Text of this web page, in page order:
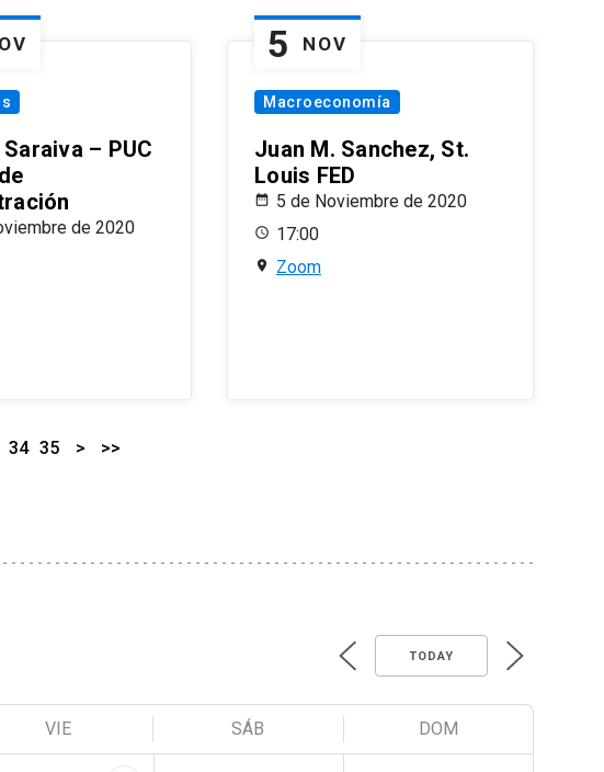
– PUC
de 2020
5 NOV
Macroeconomía
Juan M. Sanchez, St.
Louis FED
5 de Noviembre de 2020
17:00
Zoom
34 35 > >>
TODAY
VIE SÁB DOM